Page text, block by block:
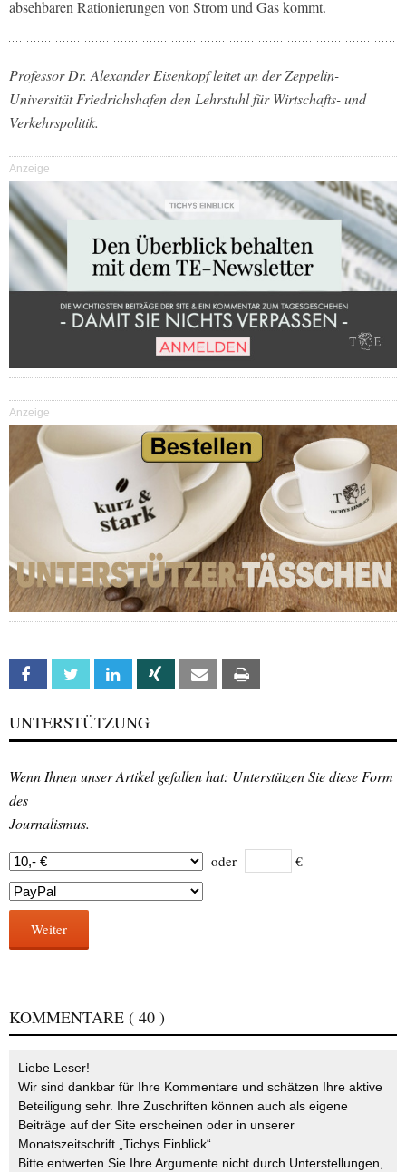
absehbaren Rationierungen von Strom und Gas kommt.
Professor Dr. Alexander Eisenkopf leitet an der Zeppelin-
Universität Friedrichshafen den Lehrstuhl für Wirtschafts- und
Verkehrspolitik.
Anzeige
Anzeige
Facebook Twitter Linkedin Xing Email
UNTERSTÜTZUNG
Wenn Ihnen unser Artikel gefallen hat: Unterstützen Sie diese Form
des
Journalismus.
oder €
Weiter
KOMMENTARE ( 40 )
Liebe Leser!
Wir sind dankbar für Ihre Kommentare und schätzen Ihre aktive
Beteiligung sehr. Ihre Zuschriften können auch als eigene
Beiträge auf der Site erscheinen oder in unserer
Monatszeitschrift „Tichys Einblick“.
Bitte entwerten Sie Ihre Argumente nicht durch Unterstellungen,